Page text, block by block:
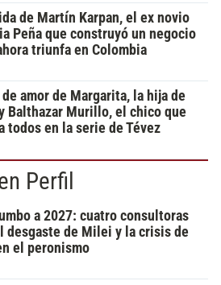
de Martín Karpan, el ex novio
Peña que construyó un negocio
triunfa en Colombia
amor de Margarita, la hija de
Balthazar Murillo, el chico que
todos en la serie de Tévez
Perfil
a 2027: cuatro consultoras
desgaste de Milei y la crisis de
el peronismo